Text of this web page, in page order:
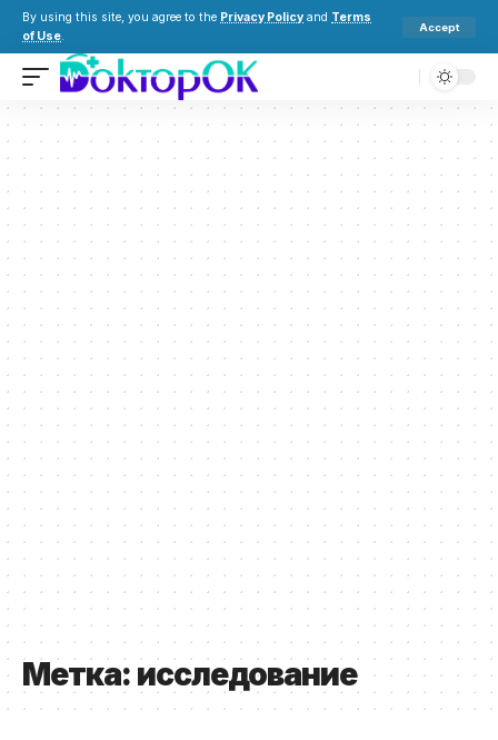
By using this site, you agree to the Privacy Policy and Terms
of Use.
Accept
Метка: исследование